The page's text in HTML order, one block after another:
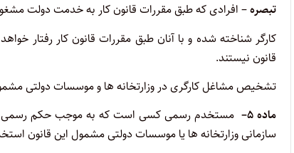
تبصره– افرادی که طبق مقررات قانون کار به خدمت دولت
کارگر شناخته شده و با آنان طبق مقررات قانون کار رفتار
قانون نیستند.
تشخیص مشاغل کارگری در وزارتخانه ها و موسسات دولتی
ماده۵–
سازمانی وزارتخانه ها یا موسسات دولتی مشمول این قانون